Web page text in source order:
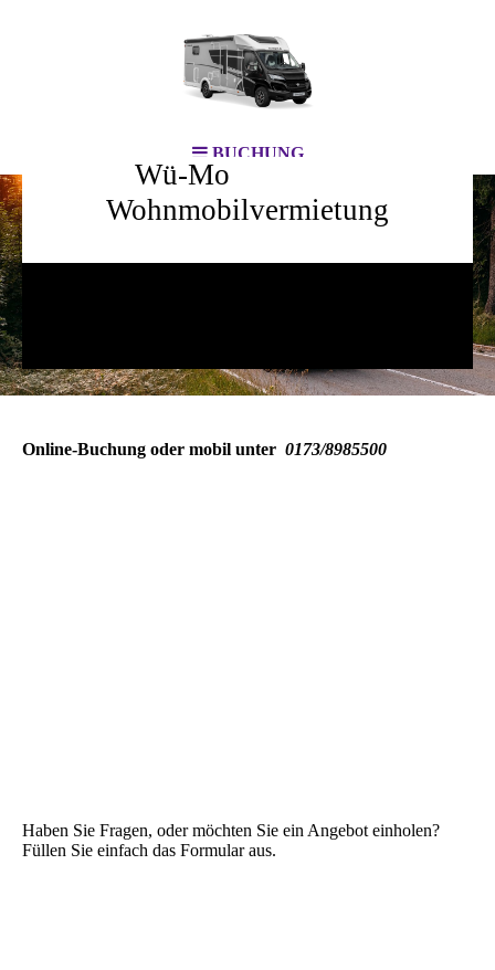
BUCHUNG
Wü-Mo
Wohnmobilvermietung
Online-Buchung oder mobil unter 0173/8985500
Haben Sie Fragen, oder möchten Sie ein Angebot einholen?
Füllen Sie einfach das Formular aus.